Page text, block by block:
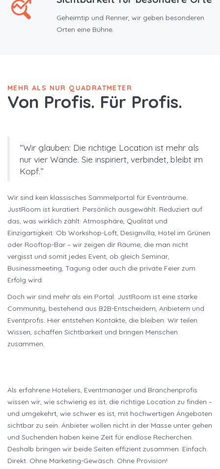
Geheimtip und Renner, wir geben besonderen
Orten eine Bühne.
MEHR ALS NUR QUADRATMETER
Von Profis. Für Profis.
“Wir glauben: Die richtige Location ist mehr als
nur vier Wände. Sie inspiriert, verbindet, bleibt im
Kopf.”
Wir sind kein klassisches Sammelportal für Eventräume.
JustRoom ist kuratiert. Persönlich ausgewählt. Reduziert auf
das, was wirklich zählt: Atmosphäre, Qualität und
Einzigartigkeit. Ob Workshop-Loft, Designvilla, Hotel im Grünen
oder Rooftop-Bar – wir zeigen dir Räume, die man nicht
vergisst und somit jedes Event, ob gleich Seminar,
Businessmeeting, Tagung oder auch die private Feier zum
Erfolg wird.
Doch wir sind mehr als ein Portal. JustRoom ist eine starke
Community, bestehend aus B2B-Entscheidern, Anbietern und
Eventprofis. Hier entstehen Kontakte, die bleiben. Wir teilen
Wissen, schaffen Sichtbarkeit und bringen Menschen
zusammen.
Als erfahrene Hoteliers, Eventmanager und Branchenprofis
wissen wir, wie schwierig es ist, die richtige Location zu finden –
und umgekehrt, wie schwer es ist, mit hochwertigen Angeboten
sichtbar zu sein. Anbieter wollen nicht in der Masse unter gehen
und Suchenden haben keine Zeit für endlose Recherchen.
Deshalb bringen wir beide Seiten effizient zusammen. Einfach.
Direkt. Ohne Marketing-Gewäsch. Ohne Provision!